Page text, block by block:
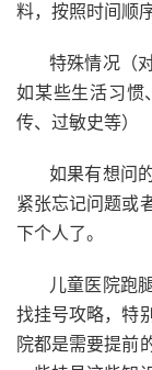
料，按照时间顺
特殊情况（
如某些生活习惯
传、过敏史等）
如果有想问
紧张忘记问题或
下个人了。
儿童医院跑
找挂号攻略，特
院都是需要提前